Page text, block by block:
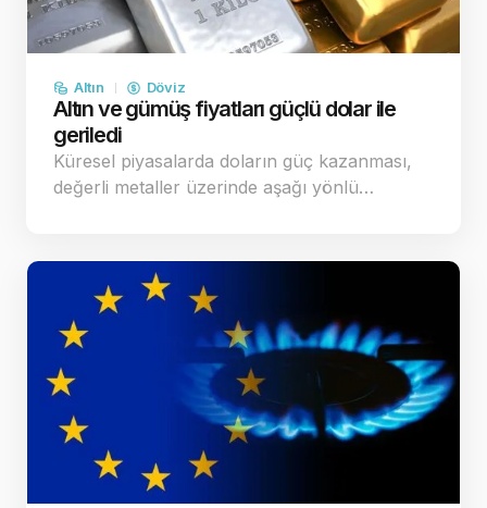
Altın Döviz
Altın ve gümüş fiyatları güçlü dolar ile
geriledi
Küresel piyasalarda doların güç kazanması,
değerli metaller üzerinde aşağı yönlü…